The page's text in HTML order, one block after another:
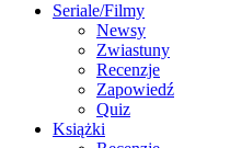
Seriale/Filmy
Newsy
Zwiastuny
Recenzje
Zapowiedź
Quiz
Książki